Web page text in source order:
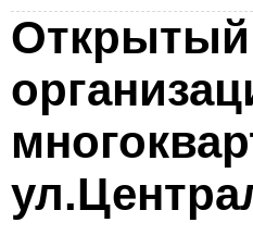
Открытый